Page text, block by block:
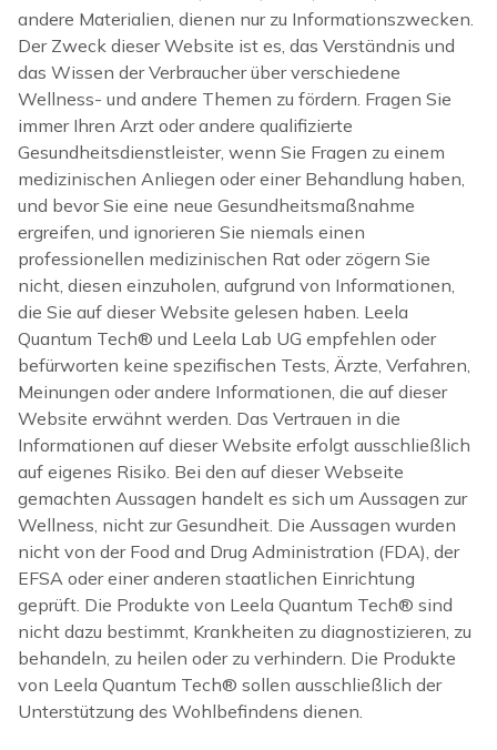
andere Materialien, dienen nur zu Informationszwecken.
Der Zweck dieser Website ist es, das Verständnis und
das Wissen der Verbraucher über verschiedene
Wellness- und andere Themen zu fördern. Fragen Sie
immer Ihren Arzt oder andere qualifizierte
Gesundheitsdienstleister, wenn Sie Fragen zu einem
medizinischen Anliegen oder einer Behandlung haben,
und bevor Sie eine neue Gesundheitsmaßnahme
ergreifen, und ignorieren Sie niemals einen
professionellen medizinischen Rat oder zögern Sie
nicht, diesen einzuholen, aufgrund von Informationen,
die Sie auf dieser Website gelesen haben. Leela
Quantum Tech® und Leela Lab UG empfehlen oder
befürworten keine spezifischen Tests, Ärzte, Verfahren,
Meinungen oder andere Informationen, die auf dieser
Website erwähnt werden. Das Vertrauen in die
Informationen auf dieser Website erfolgt ausschließlich
auf eigenes Risiko. Bei den auf dieser Webseite
gemachten Aussagen handelt es sich um Aussagen zur
Wellness, nicht zur Gesundheit. Die Aussagen wurden
nicht von der Food and Drug Administration (FDA), der
EFSA oder einer anderen staatlichen Einrichtung
geprüft. Die Produkte von Leela Quantum Tech® sind
nicht dazu bestimmt, Krankheiten zu diagnostizieren, zu
behandeln, zu heilen oder zu verhindern. Die Produkte
von Leela Quantum Tech® sollen ausschließlich der
Unterstützung des Wohlbefindens dienen.